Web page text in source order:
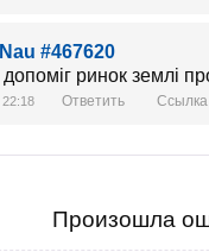
#467620
ринок землі
Ответить Ссылка
Произошла